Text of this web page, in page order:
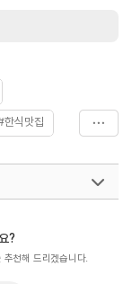
한식맛집
?
천해 드리겠습니다.